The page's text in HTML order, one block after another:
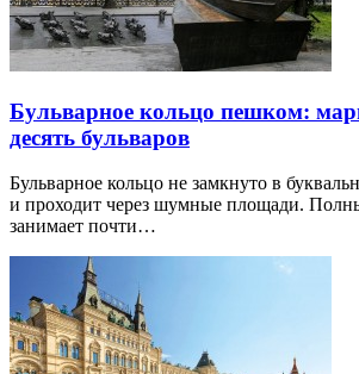
Бульварное кольцо пешком:
десять бульваров
Бульварное кольцо не замкнуто в
и проходит через шумные площади.
занимает почти…